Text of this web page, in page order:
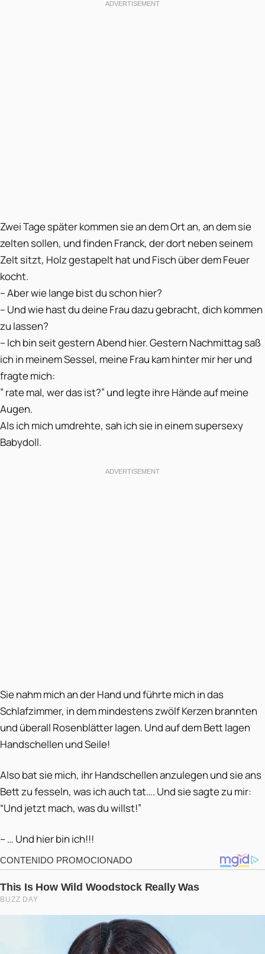
Zwei Tage später kommen sie an dem Ort an, an dem sie
zelten sollen, und finden Franck, der dort neben seinem
Zelt sitzt, Holz gestapelt hat und Fisch über dem Feuer
kocht.
– Aber wie lange bist du schon hier?
– Und wie hast du deine Frau dazu gebracht, dich kommen
zu lassen?
– Ich bin seit gestern Abend hier. Gestern Nachmittag saß
ich in meinem Sessel, meine Frau kam hinter mir her und
fragte mich:
” rate mal, wer das ist?” und legte ihre Hände auf meine
Augen.
Als ich mich umdrehte, sah ich sie in einem supersexy
Babydoll.
Sie nahm mich an der Hand und führte mich in das
Schlafzimmer, in dem mindestens zwölf Kerzen brannten
und überall Rosenblätter lagen. Und auf dem Bett lagen
Handschellen und Seile!
Also bat sie mich, ihr Handschellen anzulegen und sie ans
Bett zu fesseln, was ich auch tat…. Und sie sagte zu mir:
“Und jetzt mach, was du willst!”
– … Und hier bin ich!!!